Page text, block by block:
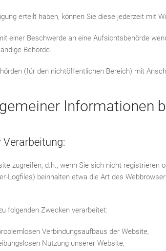
erteilt haben, können Sie diese jederzeit mit
einer Beschwerde an eine Aufsichtsbehörde
Behörde.
(für den nichtöffentlichen Bereich) mit
Informationen
zugreifen, d.h., wenn Sie sich nicht
Logfiles) beinhalten etwa die Art des
folgenden Zwecken verarbeitet:
Verbindungsaufbaus der Website,
Nutzung unserer Website,